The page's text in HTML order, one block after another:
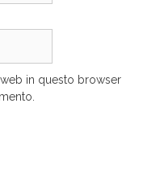
in questo browser